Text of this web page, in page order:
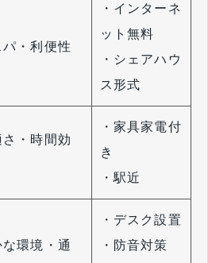
パ・利便性
・インターネ
ット無料
・シェアハウ
ス形式
さ・時間効
・家具家電付
き
・駅近
な環境・通
・デスク設置
・防音対策